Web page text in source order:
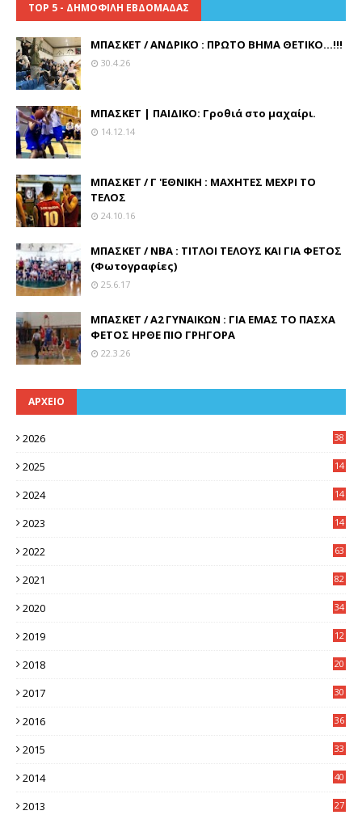
TOP 5 - ΔΗΜΟΦΙΛΗ ΕΒΔΟΜΑΔΑΣ
ΜΠΑΣΚΕΤ / ΑΝΔΡΙΚΟ : ΠΡΩΤΟ ΒΗΜΑ ΘΕΤΙΚΟ...!!!
30.4.26
ΜΠΑΣΚΕΤ | ΠΑΙΔΙΚΟ: Γροθιά στο μαχαίρι.
14.12.14
ΜΠΑΣΚΕΤ / Γ 'ΕΘΝΙΚΗ : ΜΑΧΗΤΕΣ ΜΕΧΡΙ ΤΟ
ΤΕΛΟΣ
24.10.16
ΜΠΑΣΚΕΤ / ΝΒΑ : ΤΙΤΛΟΙ ΤΕΛΟΥΣ ΚΑΙ ΓΙΑ ΦΕΤΟΣ
(Φωτογραφίες)
25.6.17
ΜΠΑΣΚΕΤ / Α2 ΓΥΝΑΙΚΩΝ : ΓΙΑ ΕΜΑΣ ΤΟ ΠΑΣΧΑ
ΦΕΤΟΣ ΗΡΘΕ ΠΙΟ ΓΡΗΓΟΡΑ
22.3.26
ΑΡΧΕΙΟ
2026 38
2025
14
2024
14
2023
14
2022 63
2021 82
2020 34
2019
12
2018
20
2017
30
2016
36
2015
33
2014
40
2013
27